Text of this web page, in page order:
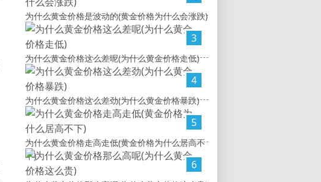
为什么黄金价格是波动的(黄金价格为什么会涨跌)
3
为什么黄金价格这么差呢(为什么黄金价格走低)
4
为什么黄金价格这么差劲(为什么黄金价格暴跌)
5
为什么黄金价格走高走低(黄金价格为什么居高不
下)
6